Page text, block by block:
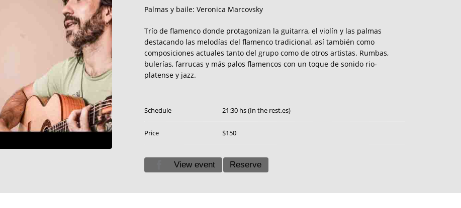
Palmas y baile: Veronica Marcovsky
Trío de flamenco donde protagonizan la guitarra, el violín y las palmas
destacando las melodías del flamenco tradicional, así también como
composiciones actuales tanto del grupo como de otros artistas. Rumbas,
bulerías, farrucas y más palos flamencos con un toque de sonido rio-
platense y jazz.
Schedule 21:30 hs (In the rest,es)
Price $150
View event Reserve